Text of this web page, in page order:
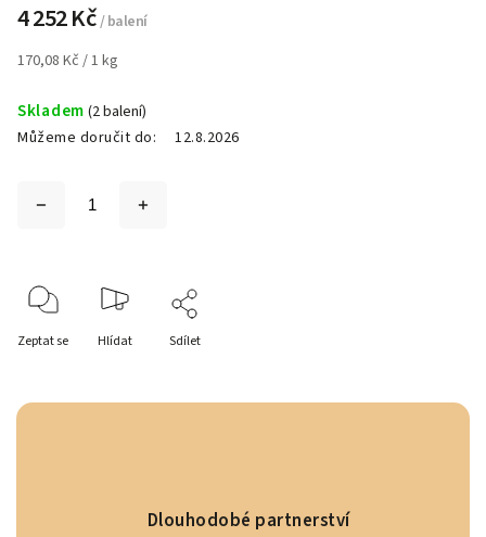
4 252 Kč/ balení
170,08 Kč / 1 kg
Skladem (2 balení)
Můžeme doručit do:
12.8.2026
Zeptat se Hlídat Sdílet
Dlouhodobé partnerství